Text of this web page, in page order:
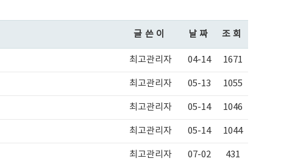
글쓴이 날짜 조회
최고관리자 04-14 1671
최고관리자 05-13 1055
최고관리자 05-14 1046
최고관리자 05-14 1044
최고관리자 07-02 431